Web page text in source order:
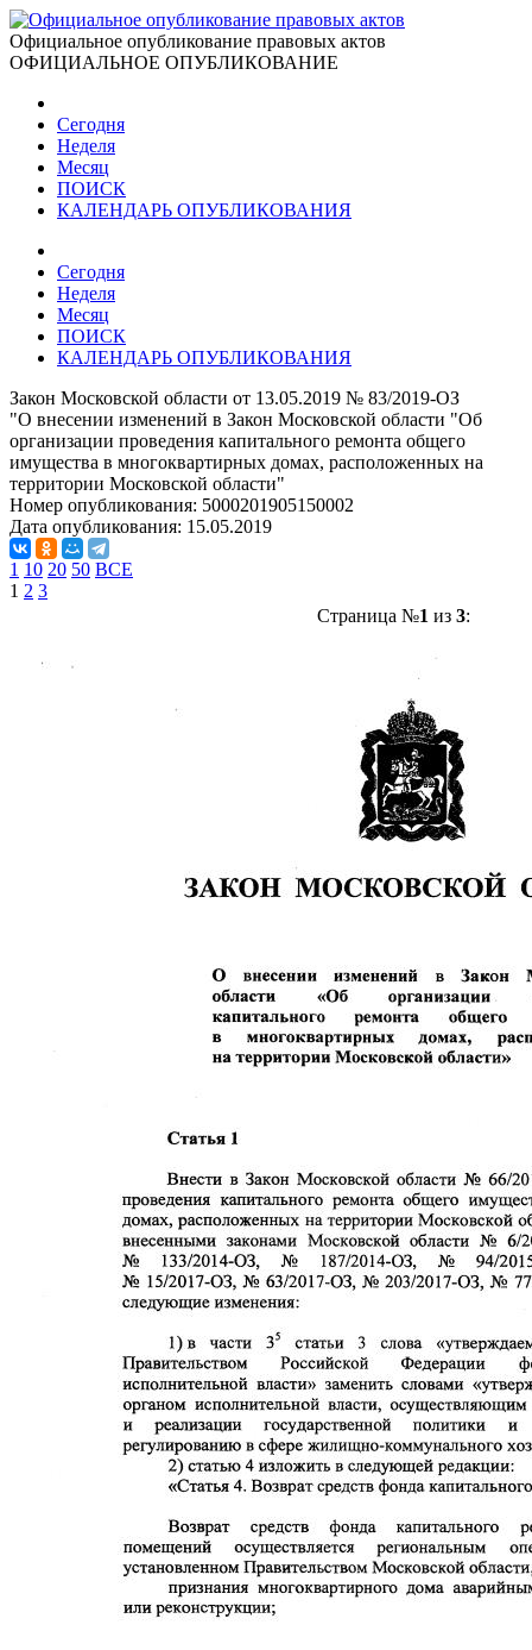
Официальное опубликование правовых актов
ОФИЦИАЛЬНОЕ ОПУБЛИКОВАНИЕ
Сегодня
Неделя
Месяц
ПОИСК
КАЛЕНДАРЬ ОПУБЛИКОВАНИЯ
Сегодня
Неделя
Месяц
ПОИСК
КАЛЕНДАРЬ ОПУБЛИКОВАНИЯ
Закон Московской области от 13.05.2019 № 83/2019-ОЗ
"О внесении изменений в Закон Московской области "Об
организации проведения капитального ремонта общего
имущества в многоквартирных домах, расположенных на
территории Московской области"
Номер опубликования: 5000201905150002
Дата опубликования: 15.05.2019
1 10 20 50 ВСЕ
1 2 3
Страница №1 из 3: